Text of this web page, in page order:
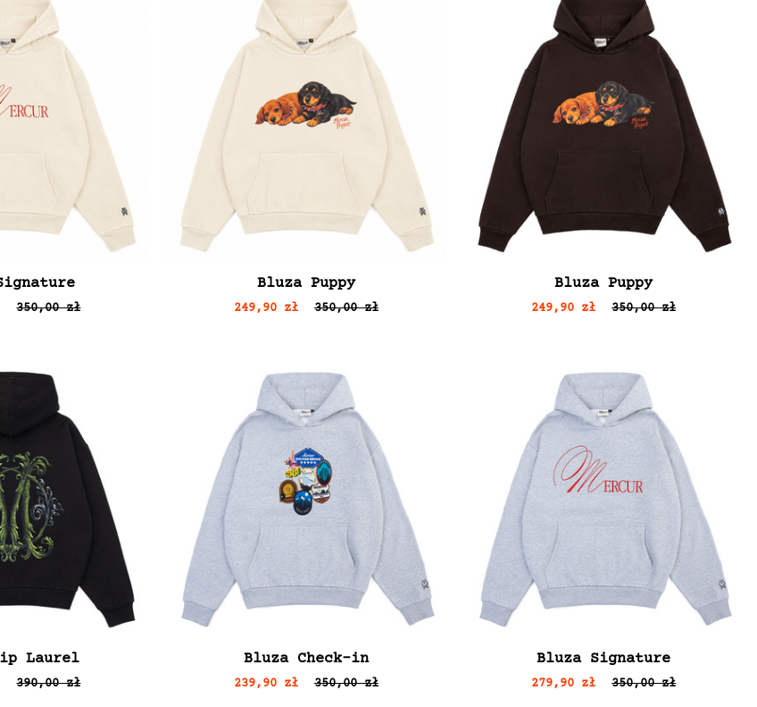
350,00 zł
Bluza Puppy
249,90 zł 350,00 zł
Bluza Puppy
249,90 zł 350,00 zł
Laurel
390,00 zł
Bluza Check-in
239,90 zł 350,00 zł
Bluza Signature
279,90 zł 350,00 zł